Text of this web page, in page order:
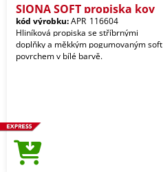
SIONA SOFT propiska kov
kód výrobku:APR_116604
Hliníková propiska se stříbrnými
doplňky a měkkým pogumovaným soft
povrchem v bílé barvě.